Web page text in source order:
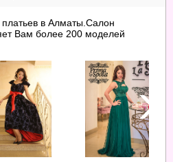
в Алматы.Салон
Вам более 200 моделей